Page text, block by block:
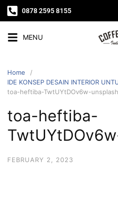
0878 2595 8155
MENU
Home
IDE KONSEP DESAIN INTERIOR
toa-heftiba-TwtUYtDOv6w-unsplash
toa-heftiba-
FEBRUARY 2, 2023